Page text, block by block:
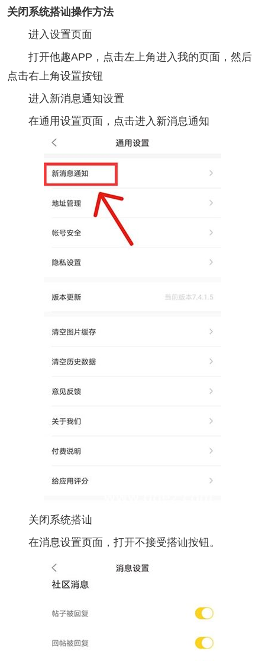
关闭系统搭讪操作方法
进入设置页面
打开他趣APP，点击左上角进入我的页面，然后
点击右上角设置按钮
进入新消息通知设置
在通用设置页面，点击进入新消息通知
关闭系统搭讪
在消息设置页面，打开不接受搭讪按钮。